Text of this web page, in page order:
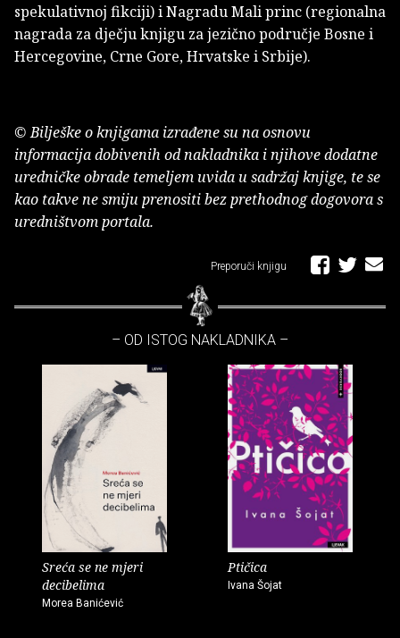
spekulativnoj fikciji) i Nagradu Mali princ (regionalna
nagrada za dječju knjigu za jezično područje Bosne i
Hercegovine, Crne Gore, Hrvatske i Srbije).
© Bilješke o knjigama izrađene su na osnovu
informacija dobivenih od nakladnika i njihove dodatne
uredničke obrade temeljem uvida u sadržaj knjige, te se
kao takve ne smiju prenositi bez prethodnog dogovora s
uredništvom portala.
Preporuči knjigu
– OD ISTOG NAKLADNIKA –
Sreća se ne mjeri
decibelima
Morea Banićević
Ptičica
Ivana Šojat